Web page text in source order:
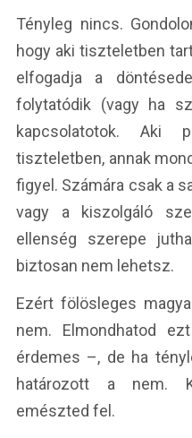
Tényleg nincs.
hogy aki tiszteletben
elfogadja a
folytatódik (vagy ha
kapcsolatotok. Aki
tiszteletben, annak
figyel. Számára csak a
vagy a kiszolgáló
ellenség szerepe
biztosan nem lehetsz.
Ezért fölösleges
nem. Elmondhatod
érdemes –, de ha
határozott a nem.
emészted fel.